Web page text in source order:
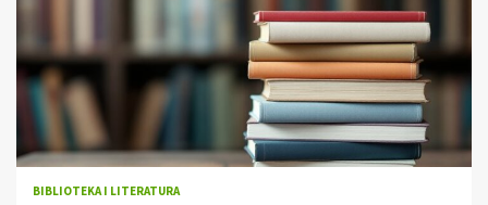
BIBLIOTEKA I LITERATURA